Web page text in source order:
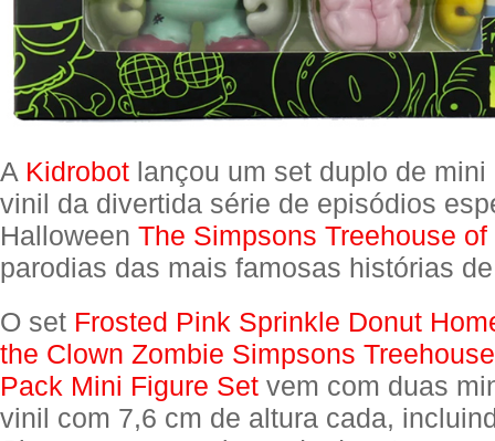
A Kidrobot lançou um set duplo de
vinil da divertida série de episódios
Halloween The Simpsons Treehouse of
parodias das mais famosas histórias
O set Frosted Pink Sprinkle Donut
the Clown Zombie Simpsons
Pack Mini Figure Set vem com duas
vinil com 7,6 cm de altura cada,